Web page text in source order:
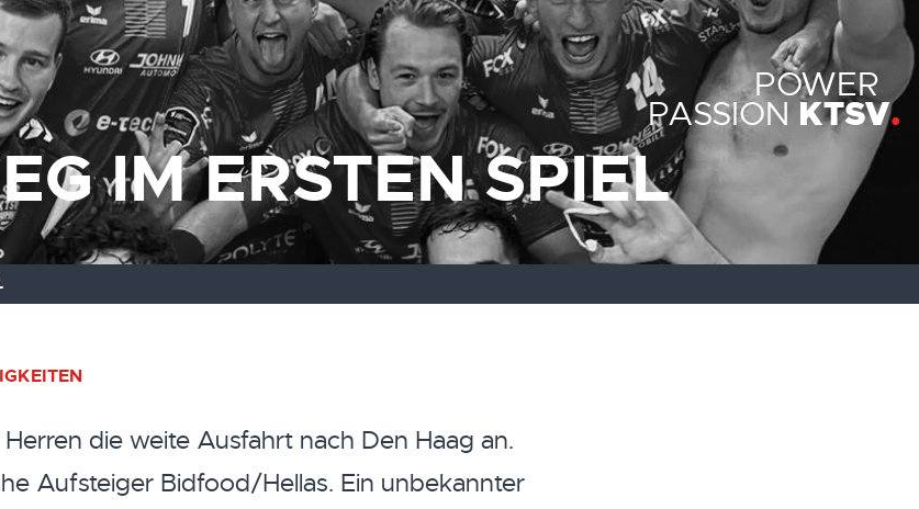
POWER
PASSION KTSV
IM ERSTEN SPIEL
die weite Ausfahrt nach Den Haag an.
Aufsteiger Bidfood/Hellas. Ein unbekannter